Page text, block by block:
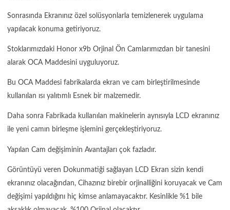
Sonrasında Ekranınız özel solüsyonlarla temizlenerek uygulama
yapılacak konuma getiriyoruz.
Stoklarımızdaki Honor x9b Orjinal Ön Camlarımızdan bir tanesini
alarak OCA Maddesini uyguluyoruz.
Bu OCA Maddesi fabrikalarda ekran ve cam birleştirilmesinde
kullanılan ısı yalıtımlı Esnek bir malzemedir.
Daha sonra Fabrikada kullanılan makinelerin aynısıyla LCD ekranınız
ile yeni camın birleşme işlemini gerçekleştiriyoruz.
Yapılan Cam değişiminin Avantajları çok fazladır.
Görüntüyü veren Dokunmatiği sağlayan LCD Ekran sizin kendi
ekranınız olacağından, Cihazınız birebir orjinalliğini koruyacak ve Cam
değişimi yapıldığını hiç kimse anlamayacaktır. Kesinlikle %1 bile